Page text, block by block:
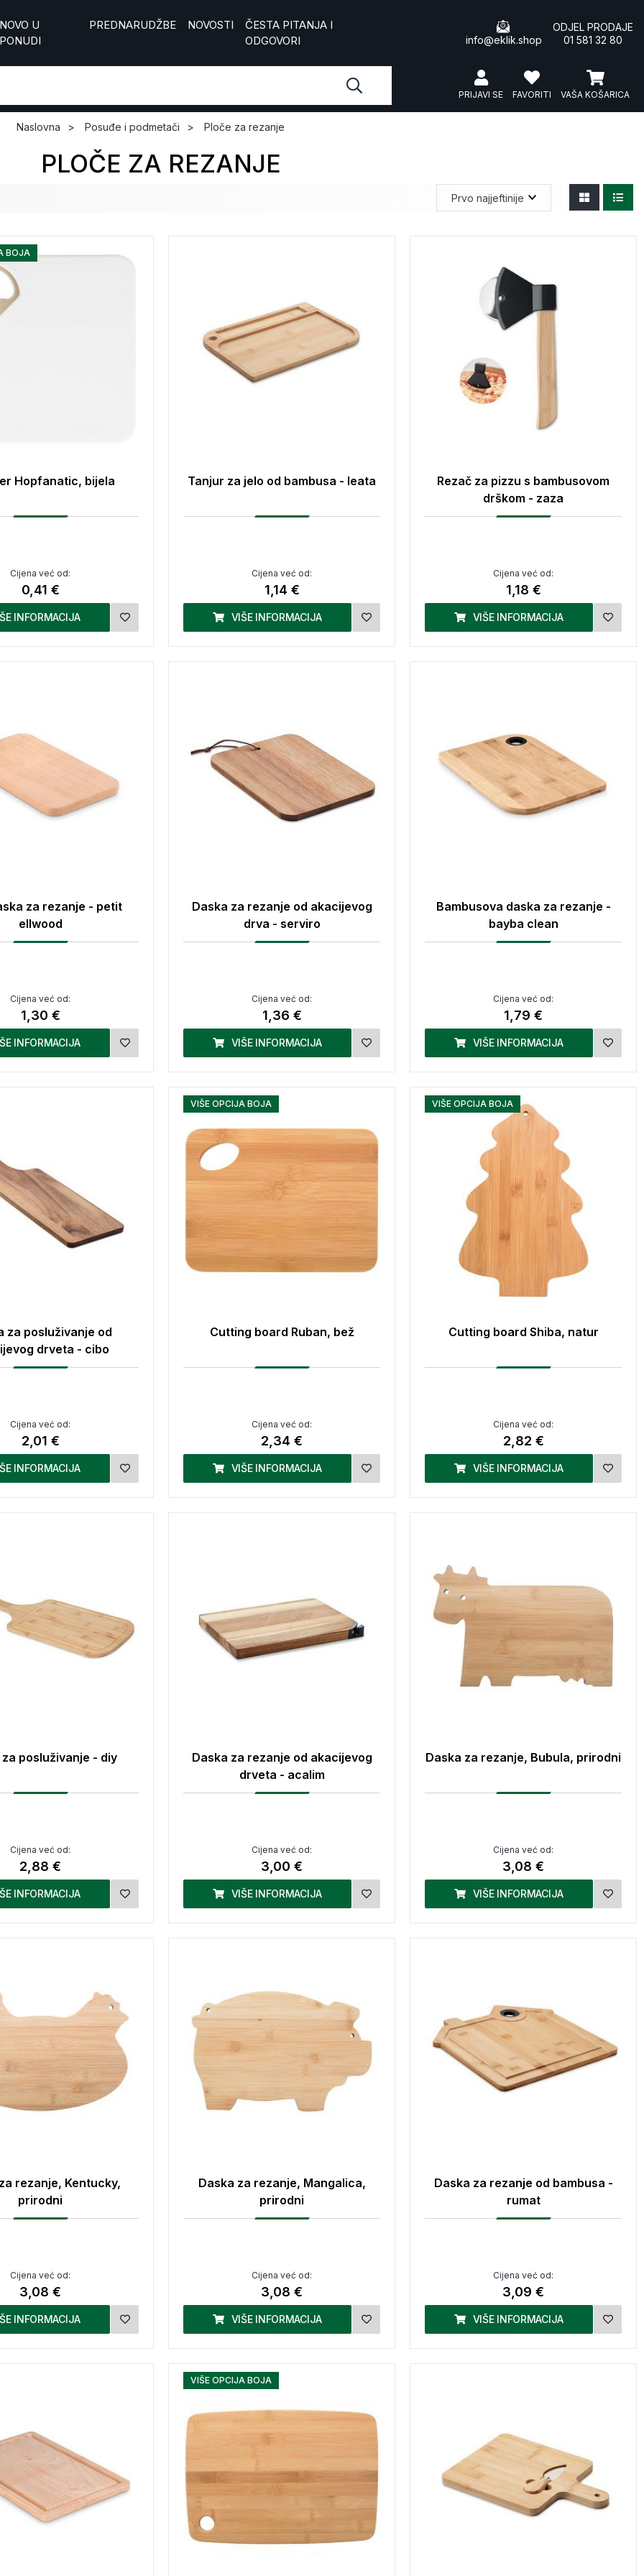
NOVO U
PONUDI
PREDNARUDŽBE NOVOSTI
ČESTA PITANJA I
ODGOVORI
info@eklik.shop
ODJEL PRODAJE
01 581 32 80
VAŠA KOŠARICA
FAVORITI
PRIJAVI SE
Naslovna Posuđe i podmetači Ploče za rezanje
PLOČE ZA REZANJE
BOJA
Hopfanatic, bijela
Cijena već od:
0,41 €
INFORMACIJA
Tanjur za jelo od bambusa - leata
Cijena već od:
1,14 €
VIŠE INFORMACIJA
Rezač za pizzu s bambusovom
drškom - zaza
Cijena već od:
1,18 €
VIŠE INFORMACIJA
za rezanje - petit
ellwood
Cijena već od:
1,30 €
INFORMACIJA
Daska za rezanje od akacijevog
drva - serviro
Cijena već od:
1,36 €
VIŠE INFORMACIJA
Bambusova daska za rezanje -
bayba clean
Cijena već od:
1,79 €
VIŠE INFORMACIJA
za posluživanje od
drveta - cibo
Cijena već od:
2,01 €
INFORMACIJA
VIŠE OPCIJA BOJA
Cutting board Ruban, bež
Cijena već od:
2,34 €
VIŠE INFORMACIJA
VIŠE OPCIJA BOJA
Cutting board Shiba, natur
Cijena već od:
2,82 €
VIŠE INFORMACIJA
posluživanje - diy
Cijena već od:
2,88 €
INFORMACIJA
Daska za rezanje od akacijevog
drveta - acalim
Cijena već od:
3,00 €
VIŠE INFORMACIJA
Daska za rezanje, Bubula, prirodni
Cijena već od:
3,08 €
VIŠE INFORMACIJA
rezanje, Kentucky,
prirodni
Cijena već od:
3,08 €
INFORMACIJA
Daska za rezanje, Mangalica,
prirodni
Cijena već od:
3,08 €
VIŠE INFORMACIJA
Daska za rezanje od bambusa -
rumat
Cijena već od:
3,09 €
VIŠE INFORMACIJA
VIŠE OPCIJA BOJA